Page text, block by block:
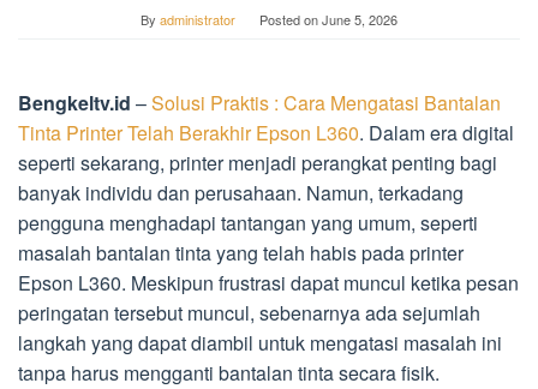
By administrator Posted onJune 5, 2026
Bengkeltv.id –Solusi Praktis : Cara Mengatasi Bantalan
Tinta Printer Telah Berakhir Epson L360. Dalam era digital
seperti sekarang, printer menjadi perangkat penting bagi
banyak individu dan perusahaan. Namun, terkadang
pengguna menghadapi tantangan yang umum, seperti
masalah bantalan tinta yang telah habis pada printer
Epson L360. Meskipun frustrasi dapat muncul ketika pesan
peringatan tersebut muncul, sebenarnya ada sejumlah
langkah yang dapat diambil untuk mengatasi masalah ini
tanpa harus mengganti bantalan tinta secara fisik.